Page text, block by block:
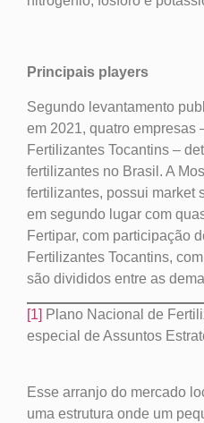
Principais players
Segundo levantamento
em 2021, quatro empresas
Fertilizantes Tocantins –
fertilizantes no Brasil. A
fertilizantes, possui market
em segundo lugar com
Fertipar, com participação
Fertilizantes Tocantins,
são divididos entre as
[1] Plano Nacional de
especial de Assuntos
Esse arranjo do mercado
uma estrutura onde um